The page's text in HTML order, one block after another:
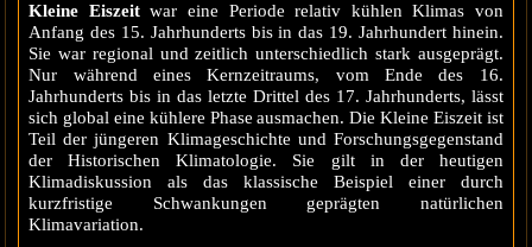
Kleine Eiszeitwar eine Periode relativ kühlen Klimas von
Anfang des 15. Jahrhunderts bis in das 19. Jahrhundert hinein.
Sie war regional und zeitlich unterschiedlich stark ausgeprägt.
Nur während eines Kernzeitraums, vom Ende des 16.
Jahrhunderts bis in das letzte Drittel des 17. Jahrhunderts, lässt
sich global eine kühlere Phase ausmachen. Die Kleine Eiszeit ist
Teil der jüngeren Klimageschichte und Forschungsgegenstand
der Historischen Klimatologie. Sie gilt in der heutigen
Klimadiskussion als das klassische Beispiel einer durch
kurzfristige Schwankungen geprägten natürlichen
Klimavariation.